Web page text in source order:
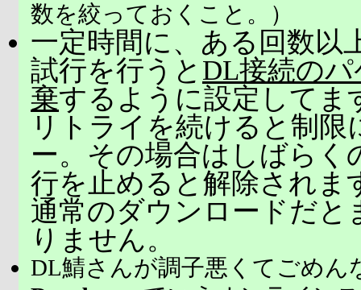
数を絞っておくこと。）
一定時間に、ある回数以
試行を行うと DL接続の
棄するように設定してま
リトライを続けると制限
ー。その場合はしばらく
行を止めると解除されま
通常のダウンロードだと
りません。
DL鯖さんが調子悪くてごめん